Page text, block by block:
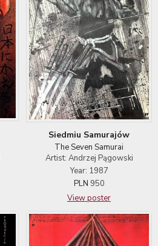
Siedmiu Samurajów
The Seven Samurai
Artist: Andrzej Pągowski
Year: 1987
PLN 950
View poster